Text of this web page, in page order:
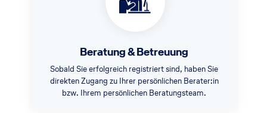
Beratung & Betreuung
Sobald Sie erfolgreich registriert sind, haben Sie
direkten Zugang zu Ihrer persönlichen Berater:in
bzw. Ihrem persönlichen Beratungsteam.